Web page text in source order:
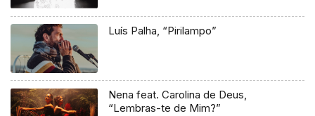
Luís Palha, “Pirilampo”
Nena feat. Carolina de Deus,
“Lembras-te de Mim?”